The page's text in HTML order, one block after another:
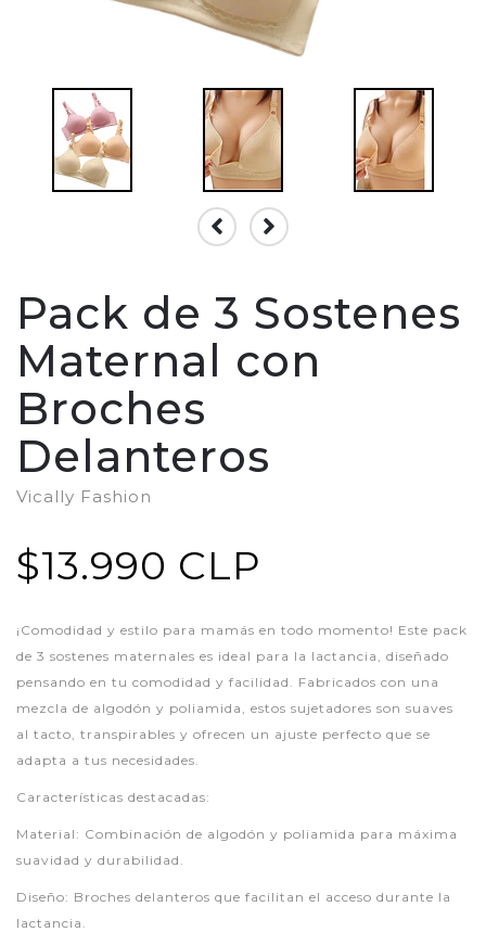
Pack de 3 Sostenes
Maternal con
Broches
Delanteros
Vically Fashion
$13.990 CLP
¡Comodidad y estilo para mamás en todo momento! Este pack
de 3 sostenes maternales es ideal para la lactancia, diseñado
pensando en tu comodidad y facilidad. Fabricados con una
mezcla de algodón y poliamida, estos sujetadores son suaves
al tacto, transpirables y ofrecen un ajuste perfecto que se
adapta a tus necesidades.
Características destacadas:
Material: Combinación de algodón y poliamida para máxima
suavidad y durabilidad.
Diseño: Broches delanteros que facilitan el acceso durante la
lactancia.